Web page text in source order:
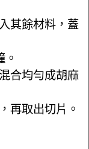
其餘材料，蓋
合均勻成胡麻
再取出切片。